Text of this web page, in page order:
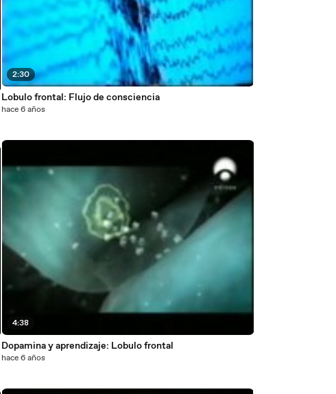
2:30
Lobulo frontal: Flujo de consciencia
hace 6 años
4:38
Dopamina y aprendizaje: Lobulo frontal
hace 6 años